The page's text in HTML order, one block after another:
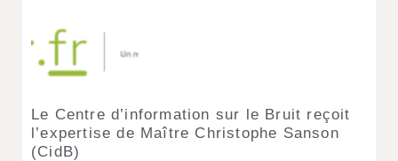
Le Centre d’information sur le Bruit reçoit
l’expertise de Maître Christophe Sanson
(CidB)